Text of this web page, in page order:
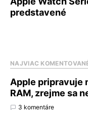
predstavené
NAJVIAC
Apple pripravuje
RAM, zrejme sa
3 komentáre